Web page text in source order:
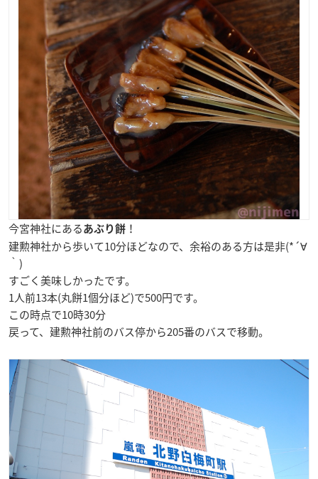
今宮神社にある あぶり餅 ！
建勲神社から歩いて10分ほどなので、余裕のある方は是非(*´∀
｀)
すごく美味しかったです。
1人前13本(丸餅1個分ほど)で500円です。
この時点で10時30分
戻って、建勲神社前のバス停から205番のバスで移動。